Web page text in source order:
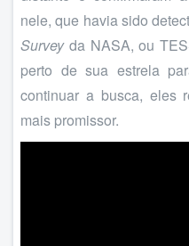
nele, que havia sido
Surveyda NASA, ou
perto de sua estrela
continuar a busca, eles
mais promissor.